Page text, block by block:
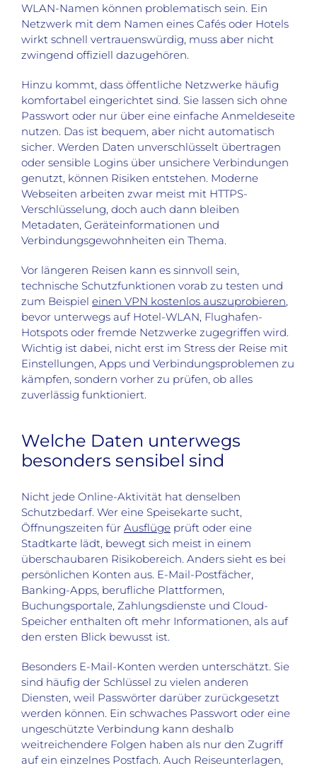
WLAN-Namen können problematisch sein. Ein
Netzwerk mit dem Namen eines Cafés oder Hotels
wirkt schnell vertrauenswürdig, muss aber nicht
zwingend offiziell dazugehören.
Hinzu kommt, dass öffentliche Netzwerke häufig
komfortabel eingerichtet sind. Sie lassen sich ohne
Passwort oder nur über eine einfache Anmeldeseite
nutzen. Das ist bequem, aber nicht automatisch
sicher. Werden Daten unverschlüsselt übertragen
oder sensible Logins über unsichere Verbindungen
genutzt, können Risiken entstehen. Moderne
Webseiten arbeiten zwar meist mit HTTPS-
Verschlüsselung, doch auch dann bleiben
Metadaten, Geräteinformationen und
Verbindungsgewohnheiten ein Thema.
Vor längeren Reisen kann es sinnvoll sein,
technische Schutzfunktionen vorab zu testen und
zum Beispiel einen VPN kostenlos auszuprobieren,
bevor unterwegs auf Hotel-WLAN, Flughafen-
Hotspots oder fremde Netzwerke zugegriffen wird.
Wichtig ist dabei, nicht erst im Stress der Reise mit
Einstellungen, Apps und Verbindungsproblemen zu
kämpfen, sondern vorher zu prüfen, ob alles
zuverlässig funktioniert.
Welche Daten unterwegs
besonders sensibel sind
Nicht jede Online-Aktivität hat denselben
Schutzbedarf. Wer eine Speisekarte sucht,
Öffnungszeiten für Ausflügeprüft oder eine
Stadtkarte lädt, bewegt sich meist in einem
überschaubaren Risikobereich. Anders sieht es bei
persönlichen Konten aus. E-Mail-Postfächer,
Banking-Apps, berufliche Plattformen,
Buchungsportale, Zahlungsdienste und Cloud-
Speicher enthalten oft mehr Informationen, als auf
den ersten Blick bewusst ist.
Besonders E-Mail-Konten werden unterschätzt. Sie
sind häufig der Schlüssel zu vielen anderen
Diensten, weil Passwörter darüber zurückgesetzt
werden können. Ein schwaches Passwort oder eine
ungeschützte Verbindung kann deshalb
weitreichendere Folgen haben als nur den Zugriff
auf ein einzelnes Postfach. Auch Reiseunterlagen,